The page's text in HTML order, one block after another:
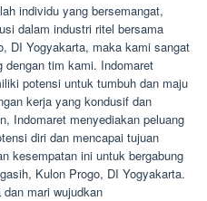
individu yang bersemangat,
dalam industri ritel bersama
DI Yogyakarta, maka kami sangat
dengan tim kami. Indomaret
potensi untuk tumbuh dan maju
kerja yang kondusif dan
Indomaret menyediakan peluang
diri dan mencapai tujuan
kesempatan ini untuk bergabung
Kulon Progo, DI Yogyakarta.
mari wujudkan